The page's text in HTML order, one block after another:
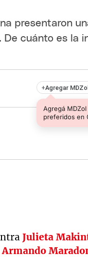
presentaron
cuánto es la
+Agregar
Agregá
preferidos en
Julieta
Armando